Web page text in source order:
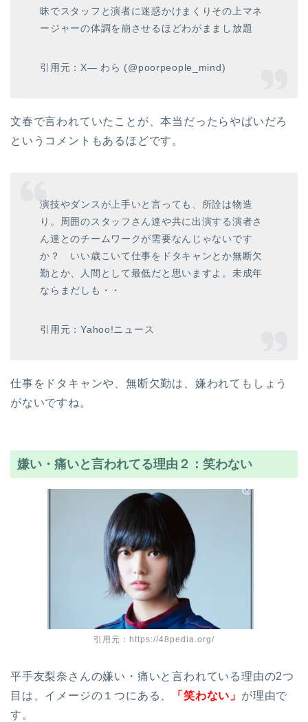
昧でスタッフと演者に迷惑かけまくりその上マネ
ージャーの体調を崩させるほどわがままし放題
引用元：X— わら (@poorpeople_mind)
文春で言われていたことが、本当だったらやばいだろ
というコメントもあるほどです。
演技やダンスが上手いと言っても、所詮は物造
り。周囲のスタッフさん達や共に出演する演者さ
ん達とのチームワークが需要なんじゃないです
か？ いい歳こいて仕事をドタキャンとか無断欠
勤とか、人間として最低だと思いますよ。未成年
ならまだしも・・
引用元：Yahoo!ニュース
仕事をドタキャンや、無断欠勤は、嫌われてもしょう
がないですね。
嫌い・痛いと言われてる理由２：笑わない
引用元：https://48pedia.org/
平手友梨奈さんの嫌い・痛いと言われている理由の2つ
目は、イメージの１つにある、
「笑わない 」 が理由で
す。